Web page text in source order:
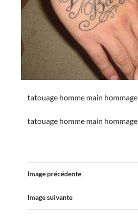
tatouage homme main hommage
tatouage homme main hommage
Image précédente
Image suivante